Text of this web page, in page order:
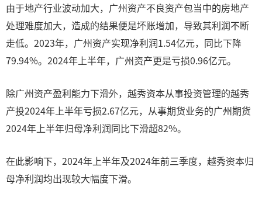
由于地产行业波动加大，广州资产不良资产包当中的房地产
处理难度加大，造成的结果便是坏账增加，导致其利润不断
走低。2023年，广州资产实现净利润1.54亿元，同比下降
79.94%。2024年上半年，广州资产更是亏损0.96亿元。
除广州资产盈利能力下滑外，越秀资本从事投资管理的越秀
产投2024年上半年亏损2.67亿元，从事期货业务的广州期货
2024年上半年归母净利润同比下滑超82%。
在此影响下，2024年上半年及2024年前三季度，越秀资本归
母净利润均出现较大幅度下滑。